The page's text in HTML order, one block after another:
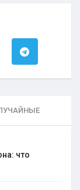
что